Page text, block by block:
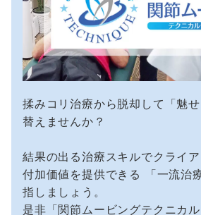
揉みコリ治療から脱却して「魅
替えませんか？
結果の出る治療スキルでクライ
付加価値を提供できる 「一流治
指しましょう。
是非「関節ムービングテクニカ